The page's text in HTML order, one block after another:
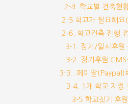
2-4. 학교별 건축현
2-5 학교가 필요해요
2-6. 학교건축 진행
3-1. 정기/일시후원
3-2. 정기후원 CMS
3-3.. 페이팔(Paypal)
3-4. 1개 학교 지정
3-5.학교짓기 후